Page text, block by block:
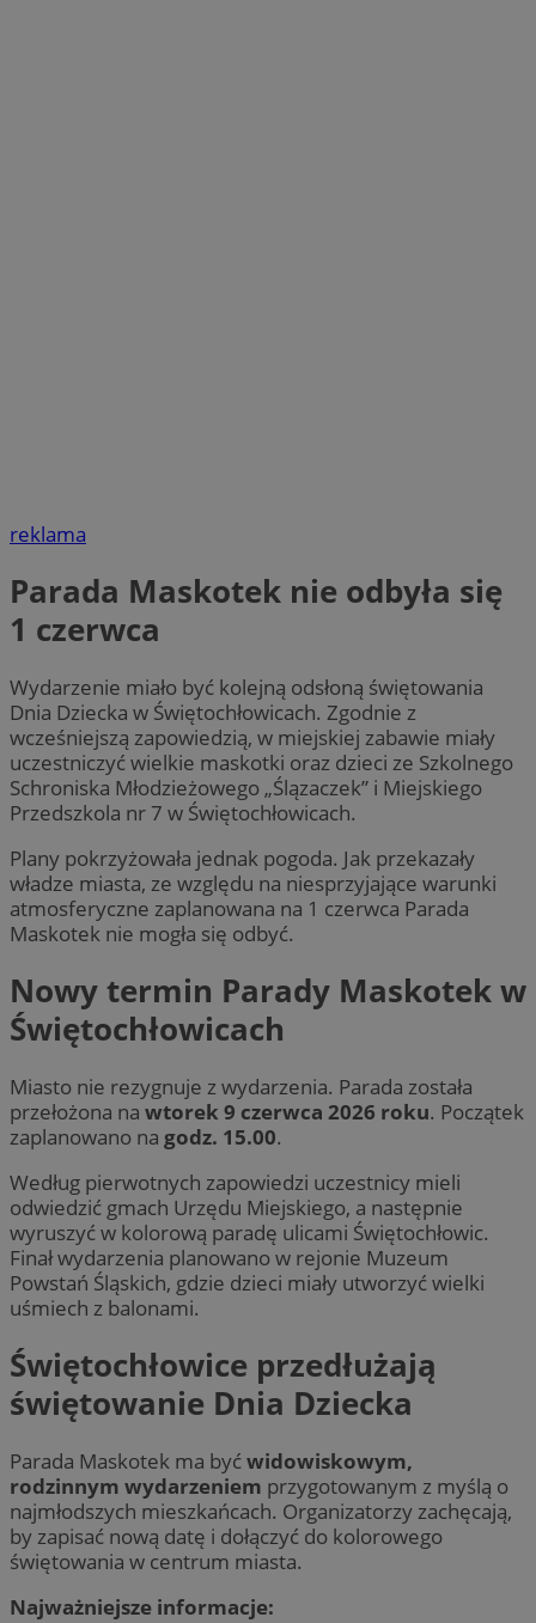
reklama
Parada Maskotek nie odbyła się
1 czerwca
Wydarzenie miało być kolejną odsłoną świętowania
Dnia Dziecka w Świętochłowicach. Zgodnie z
wcześniejszą zapowiedzią, w miejskiej zabawie miały
uczestniczyć wielkie maskotki oraz dzieci ze Szkolnego
Schroniska Młodzieżowego „Ślązaczek” i Miejskiego
Przedszkola nr 7 w Świętochłowicach.
Plany pokrzyżowała jednak pogoda. Jak przekazały
władze miasta, ze względu na niesprzyjające warunki
atmosferyczne zaplanowana na 1 czerwca Parada
Maskotek nie mogła się odbyć.
Nowy termin Parady Maskotek w
Świętochłowicach
Miasto nie rezygnuje z wydarzenia. Parada została
przełożona na wtorek 9 czerwca 2026 roku. Początek
zaplanowano na godz. 15.00.
Według pierwotnych zapowiedzi uczestnicy mieli
odwiedzić gmach Urzędu Miejskiego, a następnie
wyruszyć w kolorową paradę ulicami Świętochłowic.
Finał wydarzenia planowano w rejonie Muzeum
Powstań Śląskich, gdzie dzieci miały utworzyć wielki
uśmiech z balonami.
Świętochłowice przedłużają
świętowanie Dnia Dziecka
Parada Maskotek ma byćwidowiskowym,
rodzinnym wydarzeniem przygotowanym z myślą o
najmłodszych mieszkańcach. Organizatorzy zachęcają,
by zapisać nową datę i dołączyć do kolorowego
świętowania w centrum miasta.
Najważniejsze informacje: